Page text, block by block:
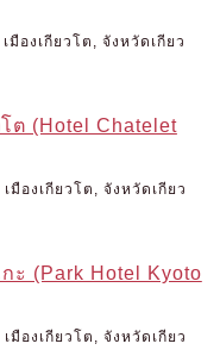
มืองเกียวโต, จังหวัดเกียว
ต (Hotel Chatelet
มืองเกียวโต, จังหวัดเกียว
ะ (Park Hotel Kyoto
มืองเกียวโต, จังหวัดเกียว